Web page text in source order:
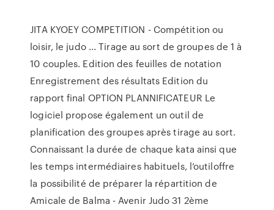
JITA KYOEY COMPETITION - Compétition ou
loisir, le judo ... Tirage au sort de groupes de 1 à
10 couples. Edition des feuilles de notation
Enregistrement des résultats Edition du
rapport final OPTION PLANNIFICATEUR Le
logiciel propose également un outil de
planification des groupes après tirage au sort.
Connaissant la durée de chaque kata ainsi que
les temps intermédiaires habituels, l’outiloffre
la possibilité de préparer la répartition de
Amicale de Balma - Avenir Judo 31 2ème